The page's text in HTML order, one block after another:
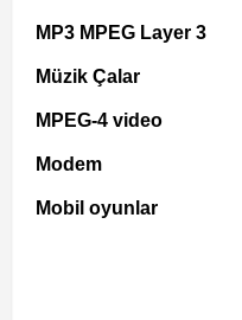
MP3 MPEG Layer 3
Müzik Çalar
MPEG-4 video
Modem
Mobil oyunlar